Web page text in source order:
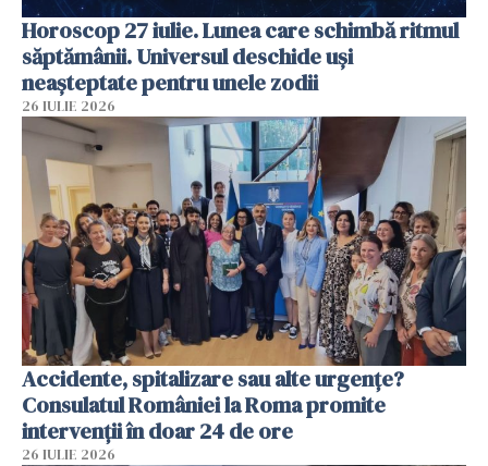
Horoscop 27 iulie. Lunea care schimbă ritmul
săptămânii. Universul deschide uși
neașteptate pentru unele zodii
26 IULIE 2026
Accidente, spitalizare sau alte urgențe?
Consulatul României la Roma promite
intervenții în doar 24 de ore
26 IULIE 2026